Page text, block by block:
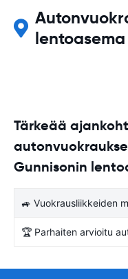
lentoasema
Tärkeää
Gunnisonin
🚙 Vuokrausliikkeiden
🏆 Parhaiten arvioitu